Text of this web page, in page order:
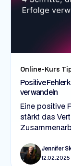
Online-Kurs
Positive
verwandeln
Eine positive
stärkt das
gesehen. In 4
Feedback,
Jennifer
12.02.2025